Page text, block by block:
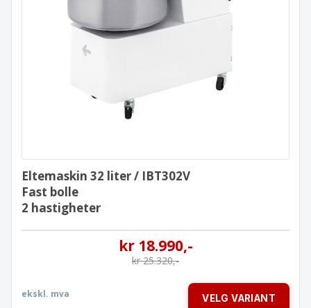
Eltemaskin 32 liter / IBT302V
Eltemaskin 32 liter / IBT302V
Fast bolle
2 hastigheter
kr18.990,-
kr25.320,-
ekskl. mva VELG VARIANT